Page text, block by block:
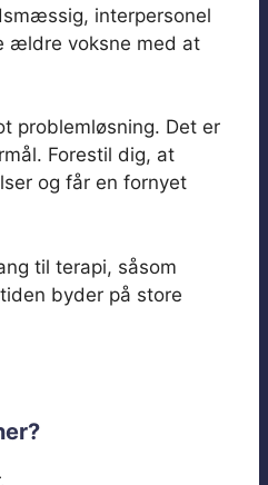
interpersonel
ældre voksne med at
problemløsning. Det er
Forestil dig, at
og får en fornyet
til terapi, såsom
byder på store